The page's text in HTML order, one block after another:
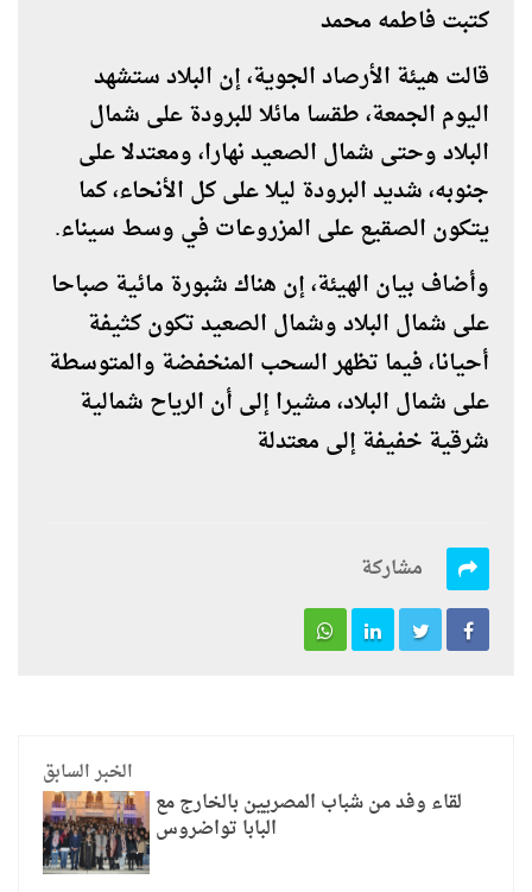
كتبت فاطمه محمد
قالت هيئة الأرصاد الجوية، إن البلاد ستشهد
اليوم الجمعة، طقسا مائلا للبرودة على شمال
البلاد وحتى شمال الصعيد نهارا، ومعتدلا على
جنوبه، شديد البرودة ليلا على كل الأنحاء، كما
يتكون الصقيع على المزروعات في وسط سيناء.
وأضاف بيان الهيئة، إن هناك شبورة مائية صباحا
على شمال البلاد وشمال الصعيد تكون كثيفة
أحيانا، فيما تظهر السحب المنخفضة والمتوسطة
على شمال البلاد، مشيرا إلى أن الرياح شمالية
شرقية خفيفة إلى معتدلة
مشاركة
الخبر السابق
لقاء وفد من شباب المصريين بالخارج مع
البابا تواضروس